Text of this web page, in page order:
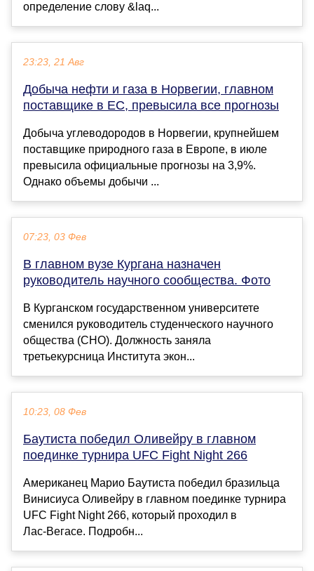
определение слову &laq...
23:23, 21 Авг
Добыча нефти и газа в Норвегии, главном
поставщике в ЕС, превысила все прогнозы
Добыча углеводородов в Норвегии, крупнейшем
поставщике природного газа в Европе, в июле
превысила официальные прогнозы на 3,9%.
Однако объемы добычи ...
07:23, 03 Фев
В главном вузе Кургана назначен
руководитель научного сообщества. Фото
В Курганском государственном университете
сменился руководитель студенческого научного
общества (СНО). Должность заняла
третьекурсница Института экон...
10:23, 08 Фев
Баутиста победил Оливейру в главном
поединке турнира UFC Fight Night 266
Американец Марио Баутиста победил бразильца
Винисиуса Оливейру в главном поединке турнира
UFC Fight Night 266, который проходил в
Лас‑Вегасе. Подробн...